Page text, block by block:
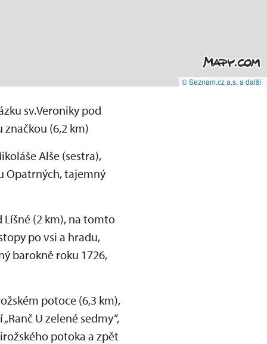
© Seznam.cz a.s. a další
sv.Veroniky pod
(6,2 km)
Alše (sestra),
Opatrných, tajemný
(2 km), na tomto
po vsi a hradu,
barokně roku 1726,
potoce (6,3 km),
U zelené sedmy“,
potoka a zpět